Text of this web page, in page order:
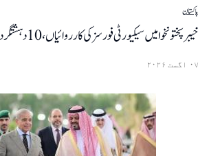
پاکستان
خیبرپختونخوا میں سیکیورٹی فورسز کی کارروائیاں ،10 دہشتگرد ہلاک
۰۷ اگست ۲۰۲۶